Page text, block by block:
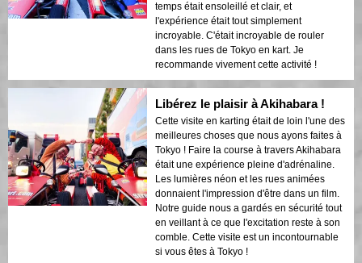
temps était ensoleillé et clair, et
l'expérience était tout simplement
incroyable. C'était incroyable de rouler
dans les rues de Tokyo en kart. Je
recommande vivement cette activité !
Libérez le plaisir à Akihabara !
Cette visite en karting était de loin l'une des
meilleures choses que nous ayons faites à
Tokyo ! Faire la course à travers Akihabara
était une expérience pleine d'adrénaline.
Les lumières néon et les rues animées
donnaient l'impression d'être dans un film.
Notre guide nous a gardés en sécurité tout
en veillant à ce que l'excitation reste à son
comble. Cette visite est un incontournable
si vous êtes à Tokyo !